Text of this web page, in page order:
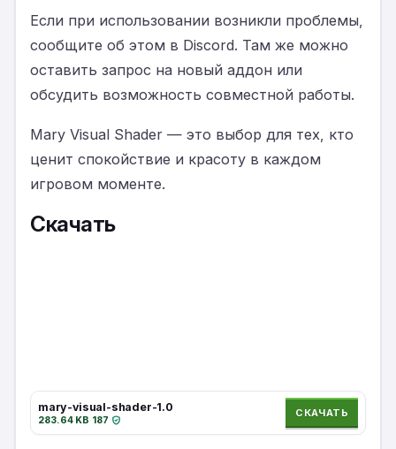
Если при использовании возникли проблемы,
сообщите об этом в Discord. Там же можно
оставить запрос на новый аддон или
обсудить возможность совместной работы.
Mary Visual Shader — это выбор для тех, кто
ценит спокойствие и красоту в каждом
игровом моменте.
Скачать
mary-visual-shader-1.0
283.64 KB·187·
СКАЧАТЬ